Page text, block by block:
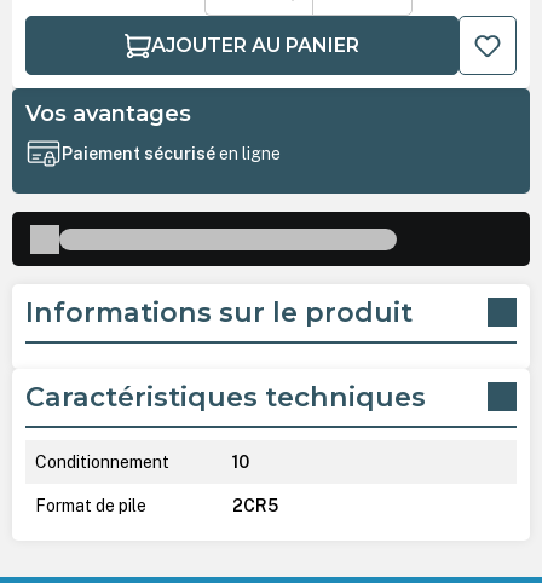
AJOUTER AU PANIER
Vos avantages
Paiement sécuriséen ligne
Informations sur le produit
Caractéristiques techniques
Conditionnement 10
Format de pile 2CR5